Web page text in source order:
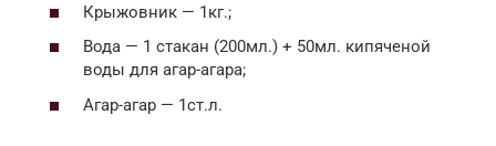
Крыжовник — 1кг.;
Вода — 1 стакан (200мл.) + 50мл. кипяченой
воды для агар-агара;
Агар-агар — 1ст.л.